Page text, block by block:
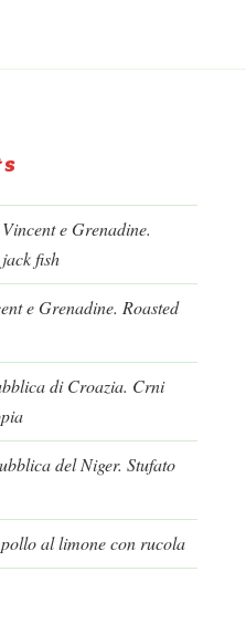
e Grenadine.
fish
e Grenadine. Roasted
di Croazia. Crni
del Niger. Stufato
al limone con rucola